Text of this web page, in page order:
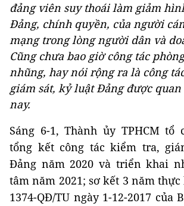
đảng viên suy thoái làm giảm
Đảng, chính quyền, của người
mạng trong lòng người dân và
Cũng chưa bao giờ công tác
nhũng, hay nói rộng ra là công
giám sát, kỷ luật Đảng được
nay.
Sáng 6-1, Thành ủy TPHCM tổ
tổng kết công tác kiểm tra,
Đảng năm 2020 và triển khai
tâm năm 2021; sơ kết 3 năm
1374-QĐ/TU ngày 1-12-2017 của